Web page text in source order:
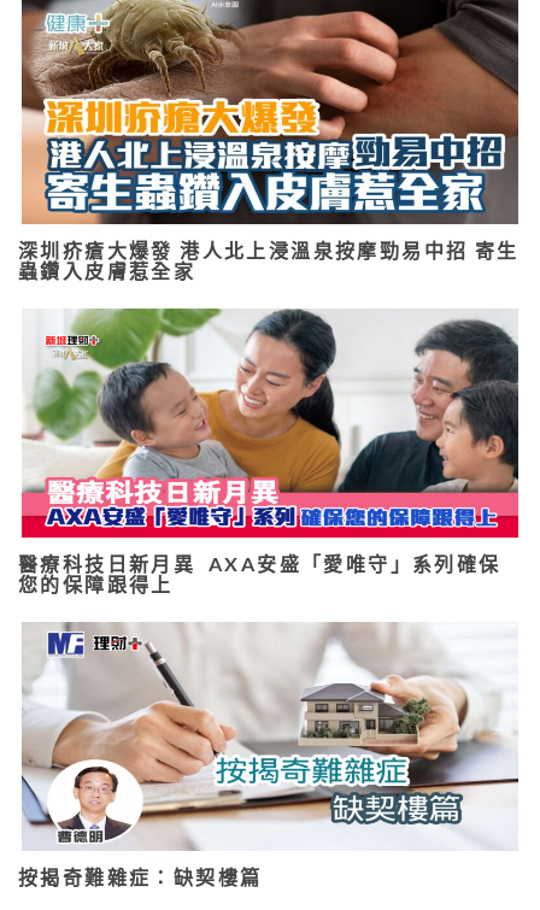
深圳疥瘡大爆發 港人北上浸溫泉按摩勁易中招 寄生
蟲鑽入皮膚惹全家
醫療科技日新月異 AXA安盛「愛唯守」系列確保
您的保障跟得上
按揭奇難雜症：缺契樓篇